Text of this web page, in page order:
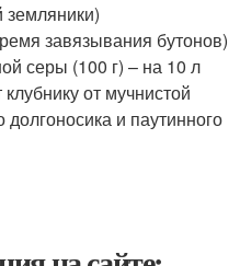
земляники)
завязывания бутонов)
серы (100 г) – на 10 л
от мучнистой
и паутинного